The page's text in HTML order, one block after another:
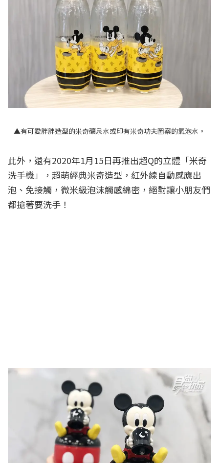
▲有可愛胖胖造型的米奇礦泉水或印有米奇功夫圖案的氣泡水。
此外，還有2020年1月15日再推出超Q的立體「米奇
洗手機」，超萌經典米奇造型，紅外線自動感應出
泡、免接觸，微米級泡沫觸感綿密，絕對讓小朋友們
都搶著要洗手！